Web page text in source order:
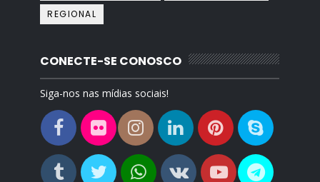
REGIONAL
CONECTE-SE CONOSCO
Siga-nos nas mídias sociais!